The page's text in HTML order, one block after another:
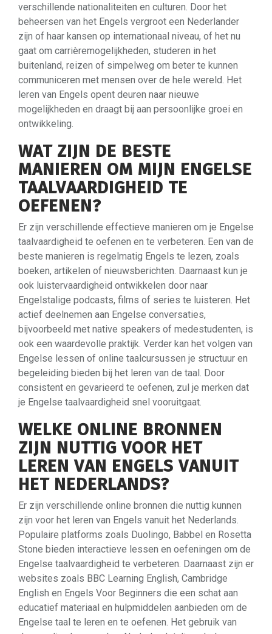
verschillende nationaliteiten en culturen. Door het
beheersen van het Engels vergroot een Nederlander
zijn of haar kansen op internationaal niveau, of het nu
gaat om carrièremogelijkheden, studeren in het
buitenland, reizen of simpelweg om beter te kunnen
communiceren met mensen over de hele wereld. Het
leren van Engels opent deuren naar nieuwe
mogelijkheden en draagt bij aan persoonlijke groei en
ontwikkeling.
WAT ZIJN DE BESTE
MANIEREN OM MIJN ENGELSE
TAALVAARDIGHEID TE
OEFENEN?
Er zijn verschillende effectieve manieren om je Engelse
taalvaardigheid te oefenen en te verbeteren. Een van de
beste manieren is regelmatig Engels te lezen, zoals
boeken, artikelen of nieuwsberichten. Daarnaast kun je
ook luistervaardigheid ontwikkelen door naar
Engelstalige podcasts, films of series te luisteren. Het
actief deelnemen aan Engelse conversaties,
bijvoorbeeld met native speakers of medestudenten, is
ook een waardevolle praktijk. Verder kan het volgen van
Engelse lessen of online taalcursussen je structuur en
begeleiding bieden bij het leren van de taal. Door
consistent en gevarieerd te oefenen, zul je merken dat
je Engelse taalvaardigheid snel vooruitgaat.
WELKE ONLINE BRONNEN
ZIJN NUTTIG VOOR HET
LEREN VAN ENGELS VANUIT
HET NEDERLANDS?
Er zijn verschillende online bronnen die nuttig kunnen
zijn voor het leren van Engels vanuit het Nederlands.
Populaire platforms zoals Duolingo, Babbel en Rosetta
Stone bieden interactieve lessen en oefeningen om de
Engelse taalvaardigheid te verbeteren. Daarnaast zijn er
websites zoals BBC Learning English, Cambridge
English en Engels Voor Beginners die een schat aan
educatief materiaal en hulpmiddelen aanbieden om de
Engelse taal te leren en te oefenen. Het gebruik van